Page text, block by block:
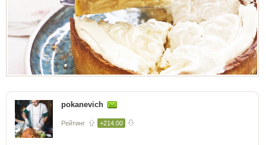
pokanevich
Рейтинг +214.00